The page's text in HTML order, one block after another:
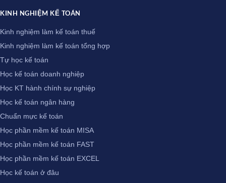
KINH NGHIỆM KẾ TOÁN
Kinh nghiệm làm kế toán thuế
Kinh nghiệm làm kế toán tổng hợp
Tự học kế toán
Học kế toán doanh nghiệp
Học KT hành chính sự nghiệp
Học kế toán ngân hàng
Chuẩn mực kế toán
Học phần mềm kế toán MISA
Học phần mềm kế toán FAST
Học phần mềm kế toán EXCEL
Học kế toán ở đâu